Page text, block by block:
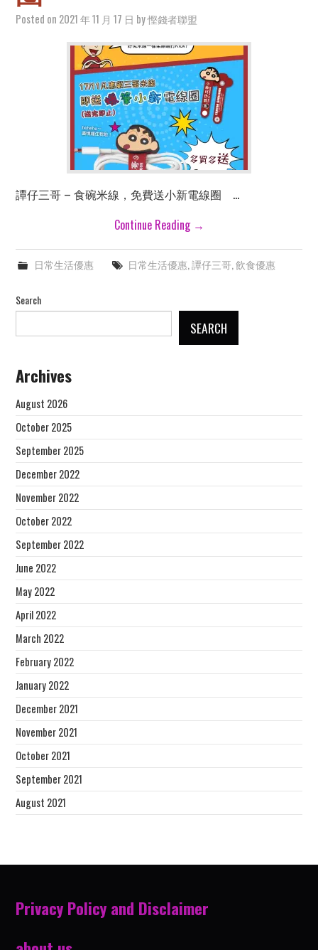
Posted on 2021 年 11 月 17 日 by慳錢者聯盟
譚仔三哥 – 食碗米線，免費送小新電線圈 …
Continue Reading →
日常生活優惠 日常生活優惠, 譚仔三哥 飲食優惠
Search
SEARCH
Archives
August 2026
October 2025
September 2025
December 2022
November 2022
October 2022
September 2022
June 2022
May 2022
April 2022
March 2022
February 2022
January 2022
December 2021
November 2021
October 2021
September 2021
August 2021
Privacy Policy and Disclaimer